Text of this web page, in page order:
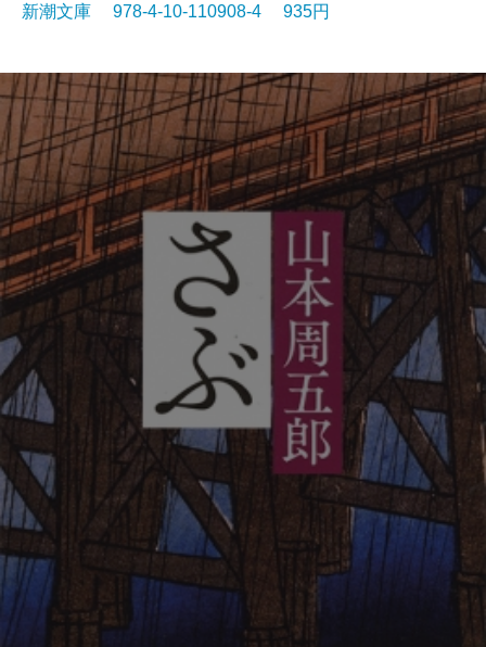
新潮文庫 978-4-10-110908-4 935円